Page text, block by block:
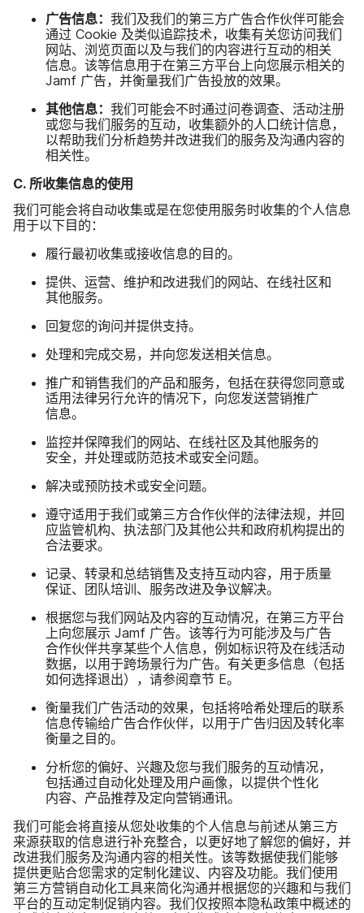
广告​信息： 我们​及​我们​的​第三​方​广告​合作​伙伴​可能​会​
通过 Cookie 及​类似​追踪​技术，​收集​有关​您​访问​我们​
网站、​浏览​页面​以及​与​我们​的​内容​进行​互动​的​相关​
信息。​该​等​信息​用于​在​第三​方​平台​上​向​您​展示​相关​的
Jamf 广告，​并​衡量​我们​广告​投放​的​效果。
其他​信息： 我们​可能​会​不​时​通过​问卷​调查、​活动​注册​
或​您​与​我们​服务​的​互动，​收​集额​外​的​人口​统计​信息，​
以​帮助​我们​分析​趋势​并​改进​我们​的​服务​及​沟通​内容​的​
相关性。
C. 所​收集​信息​的​使用
我们​可能​会​将​自动​收集​或是​在​您​使用​服务​时​收集​的​个人​信息​
用于​以​下目​的：
履行​最​初​收集​或​接收​信息​的​目的。
提供、​运营、​维护​和​改进​我们​的​网站、​在​线社区​和​
其他​服务。
回复​您​的​询问​并​提供​支持。
处理​和​完成​交易，​并​向​您​发送​相关​信息。
推广​和​销售​我们​的​产品​和​服务，​包括​在​获得​您​同意​或​
适用​法律​另​行​允许​的​情况​下，​向​您​发送​营销​推广​
信息。
监控​并​保障​我们​的​网站、​在​线社区​及​其他​服务​的​
安全，​并​处理​或​防范​技术​或​安全​问题。
解决​或​预防​技术​或​安全​问题。
遵守适用于​我们​或​第三​方​合作​伙伴​的​法律​法规，​并​回​
应​监管​机构、​执法​部门​及​其他​公共和​政府​机构​提出​的​
合法​要求。
记录、​转录​和​总结销​售​及​支持​互动​内容，​用于​质量​
保证、​团队​培训、​服务​改进​及​争议​解决。
根据​您​与​我们​网站​及​内容​的​互动​情况，​在​第三​方​平台​
上​向​您​展示 Jamf 广告。​该​等​行为​可能​涉及​与​广告​
合作​伙伴​共​享​某​些​个人​信息，​例如​标识符及​在​线​活动​
数据，​以​用于​跨场​景行​为​广告。​有关​更​多​信息​（包括​
如何​选择​退出），​请​参阅章节 E。
衡量​我们​广告​活动​的​效果，​包括​将​哈希​处理后​的​联系​
信息​传输​给​广告​合作​伙伴，​以​用于​广告​归​因​及​转化率​
衡量​之​目​的。
分析​您​的​偏好、​兴趣​及​您​与​我们​服务​的​互动​情况，​
包括​通过​自动化​处理​及​用​户​画像，​以​提供​个性化​
内容、​产品​推荐​及定​向​营销​通讯。
我们​可能​会​将​直接​从​您​处​收集​的​个人​信息​与​前述​从​第三​方​
来源​获取​的​信息​进行​补充整合，​以​更​好​地​了解​您​的​偏好，​并​
改进​我们​服务​及​沟通​内容​的​相关性。​该​等​数​据​使​我们​能够​
提供​更​贴合​您​需求​的​定制化​建议、​内容​及​功能。​我们​使用​
第三​方​营销​自动​化工​具​来​简化​沟通​并​根据​您​的​兴趣​和​与​我们​
平台​的​互动定​制​促销​内容。​我们​仅​按​照本​隐私​政策​中​概述​的​